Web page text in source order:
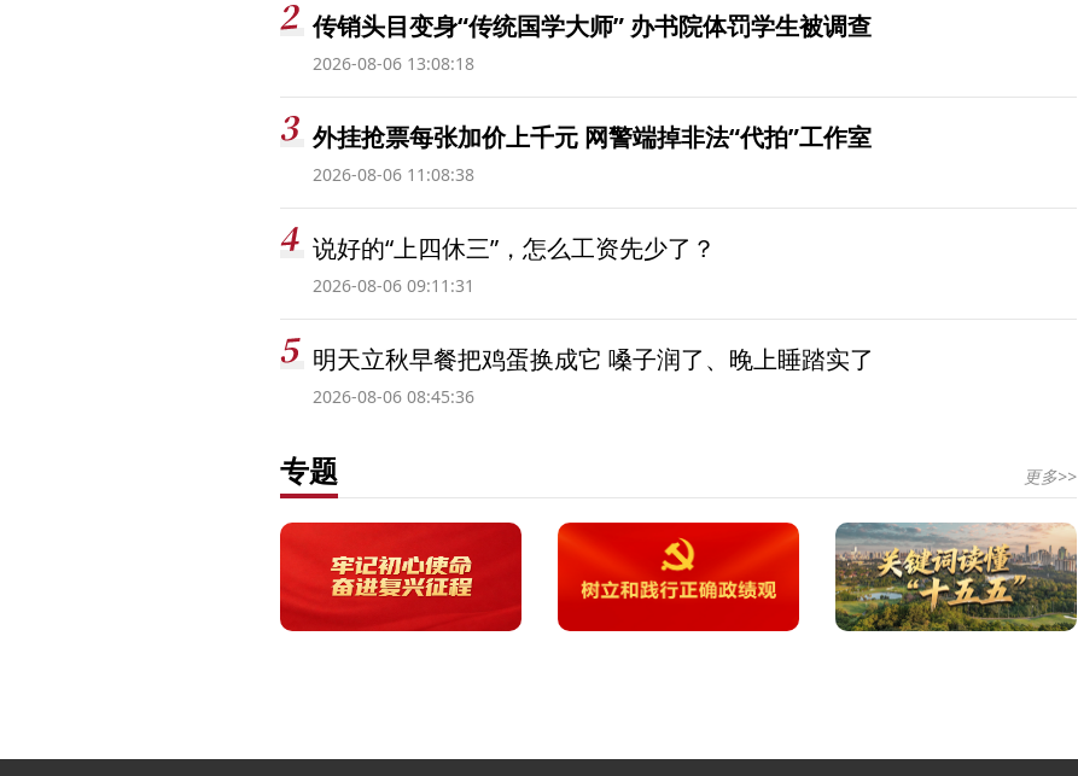
传销头目变身“传统国学大师” 办书院体罚学生被调查
2026-08-06 13:08:18
外挂抢票每张加价上千元 网警端掉非法“代拍”工作室
2026-08-06 11:08:38
说好的“上四休三”，怎么工资先少了？
2026-08-06 09:11:31
明天立秋早餐把鸡蛋换成它 嗓子润了、晚上睡踏实了
2026-08-06 08:45:36
专题 更多>>